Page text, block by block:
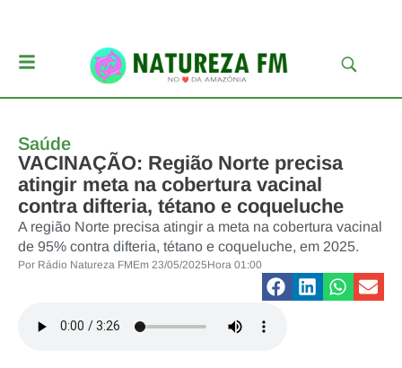
Saúde
VACINAÇÃO: Região Norte precisa
atingir meta na cobertura vacinal
contra difteria, tétano e coqueluche
A região Norte precisa atingir a meta na cobertura vacinal
de 95% contra difteria, tétano e coqueluche, em 2025.
Por Rádio Natureza FMEm 23/05/2025Hora 01:00